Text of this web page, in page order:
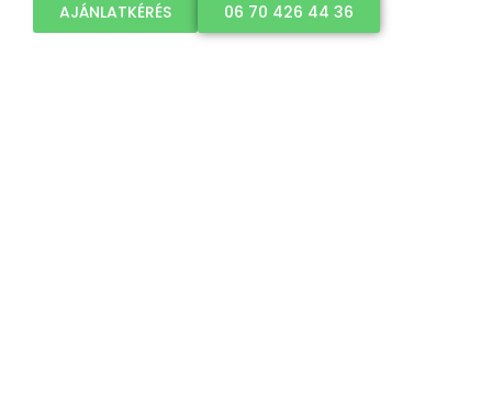
AJÁNLATKÉRÉS 06 70 426 44 36